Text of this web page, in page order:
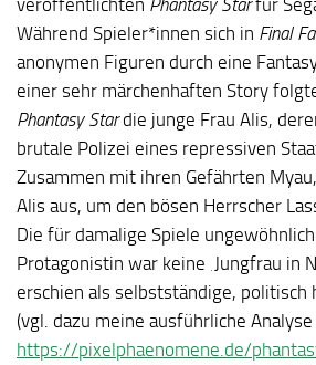
Während Spieler*innen sich in Final
anonymen Figuren durch eine
einer sehr märchenhaften Story
Phantasy Stardie junge Frau Alis,
brutale Polizei eines repressiven
Zusammen mit ihren Gefährten
Alis aus, um den bösen Herrscher
Die für damalige Spiele
Protagonistin war keine ‚Jungfrau in
erschien als selbstständige, politisch
(vgl. dazu meine ausführliche
https://pixelphaenomene.de/